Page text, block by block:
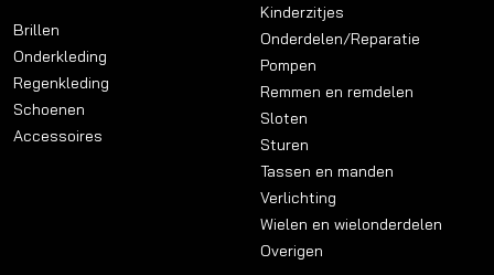
Brillen
Onderkleding
Regenkleding
Schoenen
Accessoires
Kinderzitjes
Onderdelen/Reparatie
Pompen
Remmen en remdelen
Sloten
Sturen
Tassen en manden
Verlichting
Wielen en wielonderdelen
Overigen